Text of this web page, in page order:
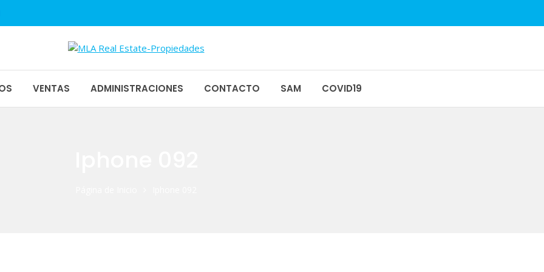
VENTAS ADMINISTRACIONES CONTACTO SAM COVID19